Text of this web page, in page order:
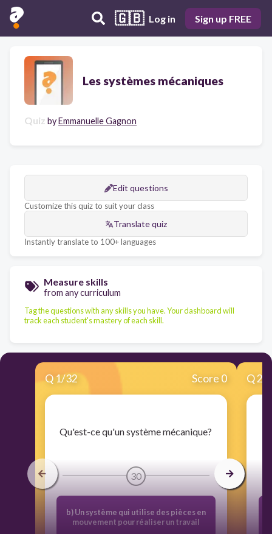
🇬🇧 Log in Sign up FREE
Les systèmes mécaniques
Quiz byEmmanuelle Gagnon
Edit questions
Customize this quiz to suit your class
Translate quiz
Instantly translate to 100+ languages
Measure skills
from any curriculum
Tag the questions with any skills you have. Your dashboard will
track each student's mastery of each skill.
Q 1/32 Score 0
​Qu'est-ce qu'un système mécanique?
30
b) Un système qui utilise des pièces en
mouvement pour réaliser un travail
Q2